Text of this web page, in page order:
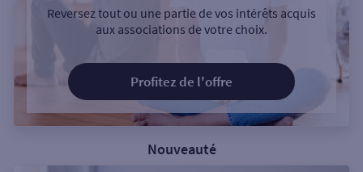
Reversez tout ou une partie de vos intérêts acquis
aux associations de votre choix.
Profitez de l'offre
Nouveauté